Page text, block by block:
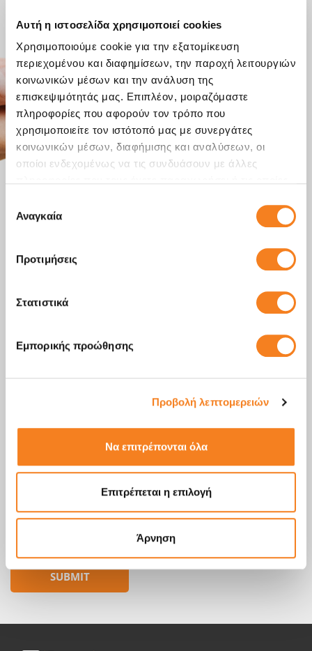
Αυτή η ιστοσελίδα χρησιμοποιεί cookies
Χρησιμοποιούμε cookie για την εξατομίκευση
περιεχομένου και διαφημίσεων, την παροχή λειτουργιών
κοινωνικών μέσων και την ανάλυση της
επισκεψιμότητάς μας. Επιπλέον, μοιραζόμαστε
πληροφορίες που αφορούν τον τρόπο που
χρησιμοποιείτε τον ιστότοπό μας με συνεργάτες
κοινωνικών μέσων, διαφήμισης και αναλύσεων, οι
οποίοι ενδεχομένως να τις συνδυάσουν με άλλες
των υπηρεσιών τους.
συγκατάθεσης
Αναγκαία
Προτιμήσεις
Στατιστικά
Εμπορικής προώθησης
Προβολή λεπτομερειών
Να επιτρέπονται όλα
Επιτρέπεται η επιλογή
Άρνηση